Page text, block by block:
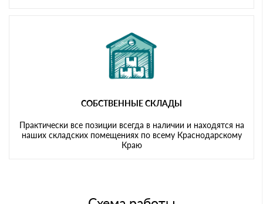
СОБСТВЕННЫЕ СКЛАДЫ
Практически все позиции всегда в наличии и находятся на
наших складских помещениях по всему Краснодарскому
Краю